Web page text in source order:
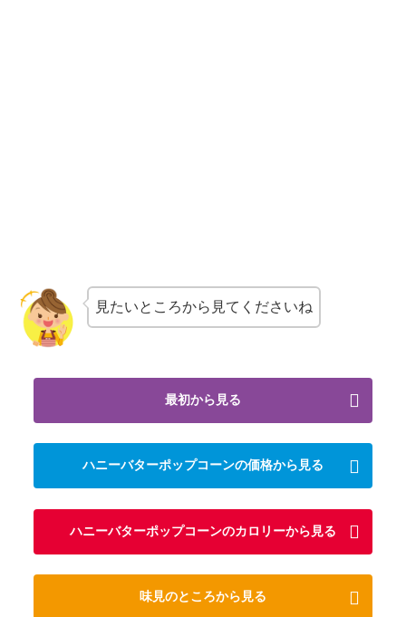
見たいところから見てくださいね
最初から見る
ハニーバターポップコーンの価格から見る
ハニーバターポップコーンのカロリーから見る
味見のところから見る